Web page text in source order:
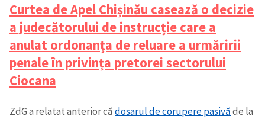
Curtea de Apel Chișinău casează o decizie
a judecătorului de instrucție care a
anulat ordonanța de reluare a urmăririi
penale în privința pretorei sectorului
Ciocana
ZdG a relatat anterior cădosarul de corupere pasivăde la